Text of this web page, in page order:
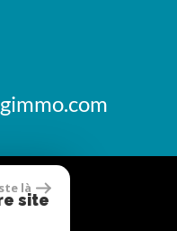
là
site